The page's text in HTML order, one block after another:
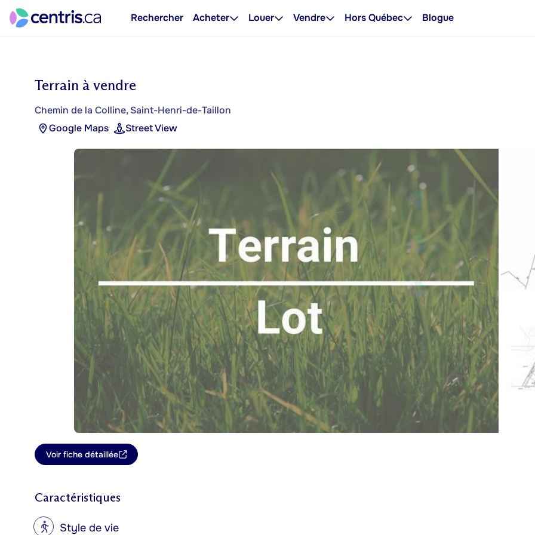
Rechercher Acheter Louer Vendre Hors Québec Blogue
Terrain à vendre
Chemin de la Colline, Saint-Henri-de-Taillon
Google Maps
Street View
Voir fiche détaillée
Caractéristiques
? Style de vie